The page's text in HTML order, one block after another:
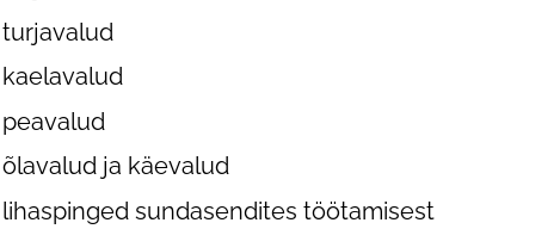
​turjavalud
kaelavalud
peavalud
õlavalud ja käevalud
lihaspinged sundasendites töötamisest